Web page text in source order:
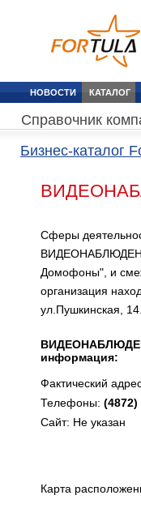
НОВОСТИ КАТАЛОГ
Справочник
Бизнес-каталог
Сферы
Домофоны", и
организация
ул.Пушкинская, 14.
информация:
Фактический
Телефоны: (4872)
Сайт: Не указан
Карта